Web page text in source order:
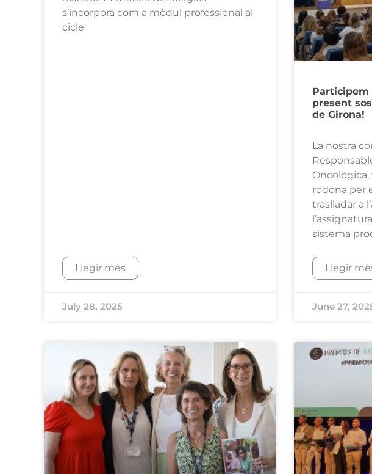
s’incorpora com a mòdul professional al
cicle
Llegir més
July 28, 2025
Participem
present
de Girona!
La nostra
rodona per
traslladar a
sistema
Llegir
June 27,